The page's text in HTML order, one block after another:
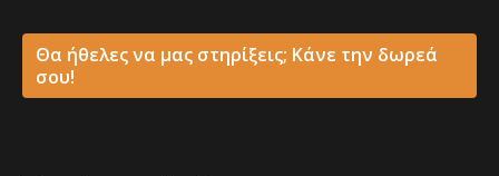
Θα ήθελες να μας στηρίξεις; Κάνε την δωρεά
σου!